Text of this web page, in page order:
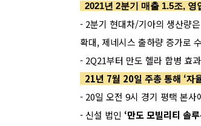
2021년 2분기 매출 1.5조,
- 2분기 현대차/기아의 생산량
확대, 제네시스 출하량 증가로
- 2Q21부터 만도 헬라 합병 효
21년 7월 20일 주총 통해 ‘자
- 20일 오전 9시 경기 평택 본사
- 신설 법인 ‘만도 모빌리티 솔